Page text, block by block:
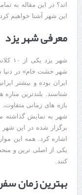
اند؟ در این مقاله به
این شهر آشنا خواهیم
معرفی شهر یزد
شهر
شهر خشت خام» در دنیا
ایران بوده و بیشتر
شناسند. بلندترین
بازه های زمانی
شهر به نمایش گذاشته
برگزار شده در این
اشاره کرد. همه این
یکی از اصلی ترین و
کنند.
بهترین زمان